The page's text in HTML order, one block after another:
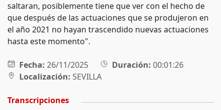
saltaran, posiblemente tiene que ver con el hecho de
que después de las actuaciones que se produjeron en
el año 2021 no hayan trascendido nuevas actuaciones
hasta este momento".
Fecha: 26/11/2025 Duración: 00:01:26
Localización: SEVILLA
Transcripciones